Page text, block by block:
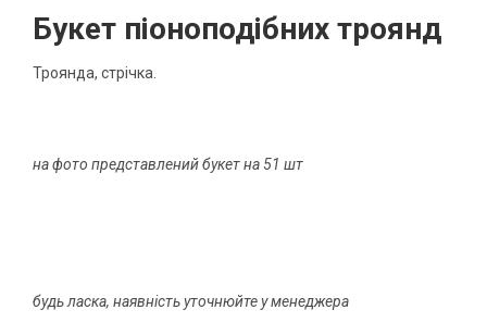
Букет піоноподібних троянд
Троянда, стрічка.
на фото представлений букет на 51 шт
будь ласка, наявність уточнюйте у менеджера